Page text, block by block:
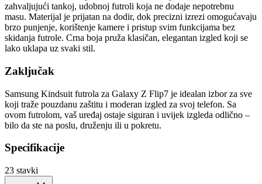
zahvaljujući tankoj, udobnoj futroli koja ne dodaje nepotrebnu
masu. Materijal je prijatan na dodir, dok precizni izrezi omogućavaju
brzo punjenje, korištenje kamere i pristup svim funkcijama bez
skidanja futrole. Crna boja pruža klasičan, elegantan izgled koji se
lako uklapa uz svaki stil.
Zaključak
Samsung Kindsuit futrola za Galaxy Z Flip7 je idealan izbor za sve
koji traže pouzdanu zaštitu i moderan izgled za svoj telefon. Sa
ovom futrolom, vaš uređaj ostaje siguran i uvijek izgleda odlično –
bilo da ste na poslu, druženju ili u pokretu.
Specifikacije
23 stavki